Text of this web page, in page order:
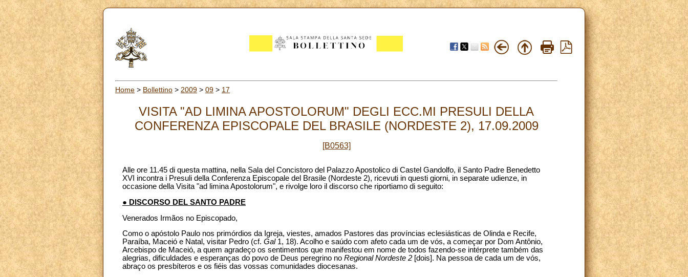
Home > Bollettino > 2009 > 09 > 17
VISITA "AD LIMINA APOSTOLORUM" DEGLI ECC.MI PRESULI DELLA
CONFERENZA EPISCOPALE DEL BRASILE (NORDESTE 2), 17.09.2009
[B0563]
Alle ore 11.45 di questa mattina, nella Sala del Concistoro del Palazzo Apostolico di Castel Gandolfo, il Santo Padre Benedetto
XVI incontra i Presuli della Conferenza Episcopale del Brasile (Nordeste 2), ricevuti in questi giorni, in separate udienze, in
occasione della Visita "ad limina Apostolorum", e rivolge loro il discorso che riportiamo di seguito:
● DISCORSO DEL SANTO PADRE
Venerados Irmãos no Episcopado,
Como o apóstolo Paulo nos primórdios da Igreja, viestes, amados Pastores das províncias eclesiásticas de Olinda e Recife,
Paraíba, Maceió e Natal, visitar Pedro (cf. Gal1, 18). Acolho e saúdo com afeto cada um de vós, a começar por Dom Antônio,
Arcebispo de Maceió, a quem agradeço os sentimentos que manifestou em nome de todos fazendo-se intérprete também das
alegrias, dificuldades e esperanças do povo de Deus peregrino no Regional Nordeste 2 [dois]. Na pessoa de cada um de vós,
abraço os presbíteros e os fiéis das vossas comunidades diocesanas.